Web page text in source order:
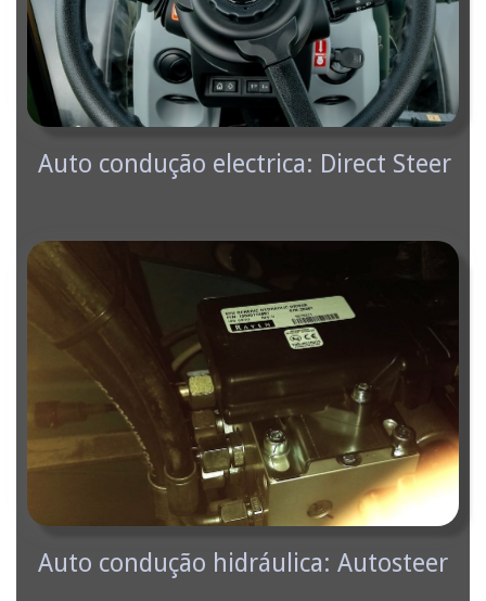
Auto condução electrica: Direct Steer
Auto condução hidráulica: Autosteer